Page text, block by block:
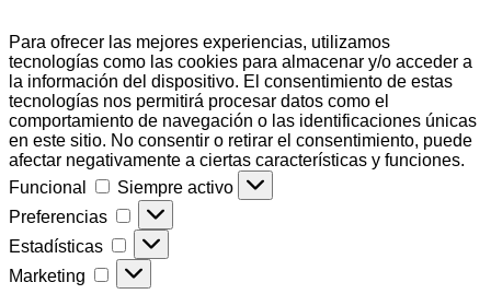
Para ofrecer las mejores experiencias, utilizamos
tecnologías como las cookies para almacenar y/o acceder a
la información del dispositivo. El consentimiento de estas
tecnologías nos permitirá procesar datos como el
comportamiento de navegación o las identificaciones únicas
en este sitio. No consentir o retirar el consentimiento, puede
afectar negativamente a ciertas características y funciones.
Funcional
Funcional
Siempre activo
Preferencias
Preferencias
Estadísticas Estadísticas
Marketing Marketing